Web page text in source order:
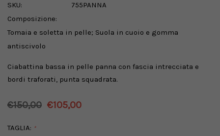
SKU:
755PANNA
Composizione:
Tomaia e soletta in pelle; Suola in cuoio e gomma
antiscivolo
Ciabattina bassa in pelle panna con fascia intrecciata e
bordi traforati, punta squadrata.
€150,00 €105,00
TAGLIA: *